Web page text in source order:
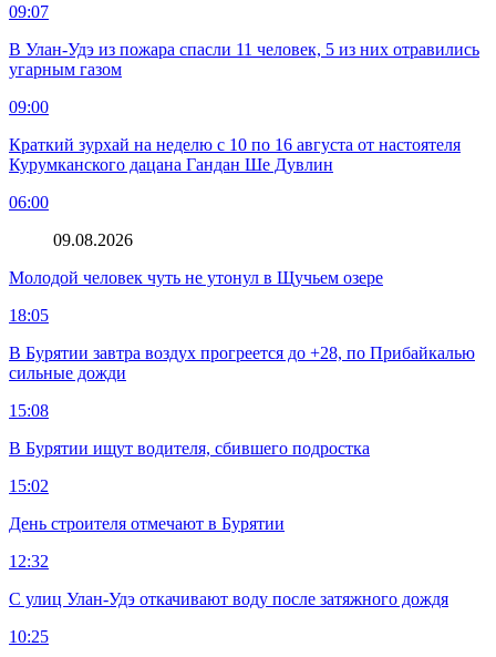
09:07
В Улан-Удэ из пожара спасли 11 человек, 5 из них отравились
угарным газом
09:00
Краткий зурхай на неделю с 10 по 16 августа от настоятеля
Курумканского дацана Гандан Ше Дувлин
06:00
09.08.2026
Молодой человек чуть не утонул в Щучьем озере
18:05
В Бурятии завтра воздух прогреется до +28, по Прибайкалью
сильные дожди
15:08
В Бурятии ищут водителя, сбившего подростка
15:02
День строителя отмечают в Бурятии
12:32
С улиц Улан-Удэ откачивают воду после затяжного дождя
10:25